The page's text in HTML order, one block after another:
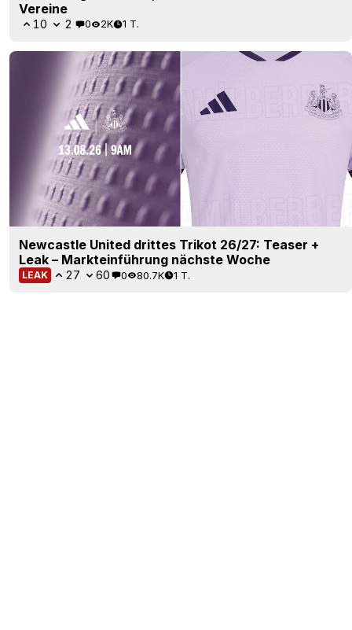
Vereine
10 2 0 2K 1 T.
Newcastle United drittes Trikot 26/27: Teaser +
Leak – Markteinführung nächste Woche
LEAK 27 60 0 80.7K 1 T.